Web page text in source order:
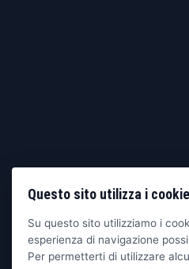
Questo sito utilizza i cookie
Su questo sito utilizziamo i
esperienza di navigazione
Per permetterti di utilizzare